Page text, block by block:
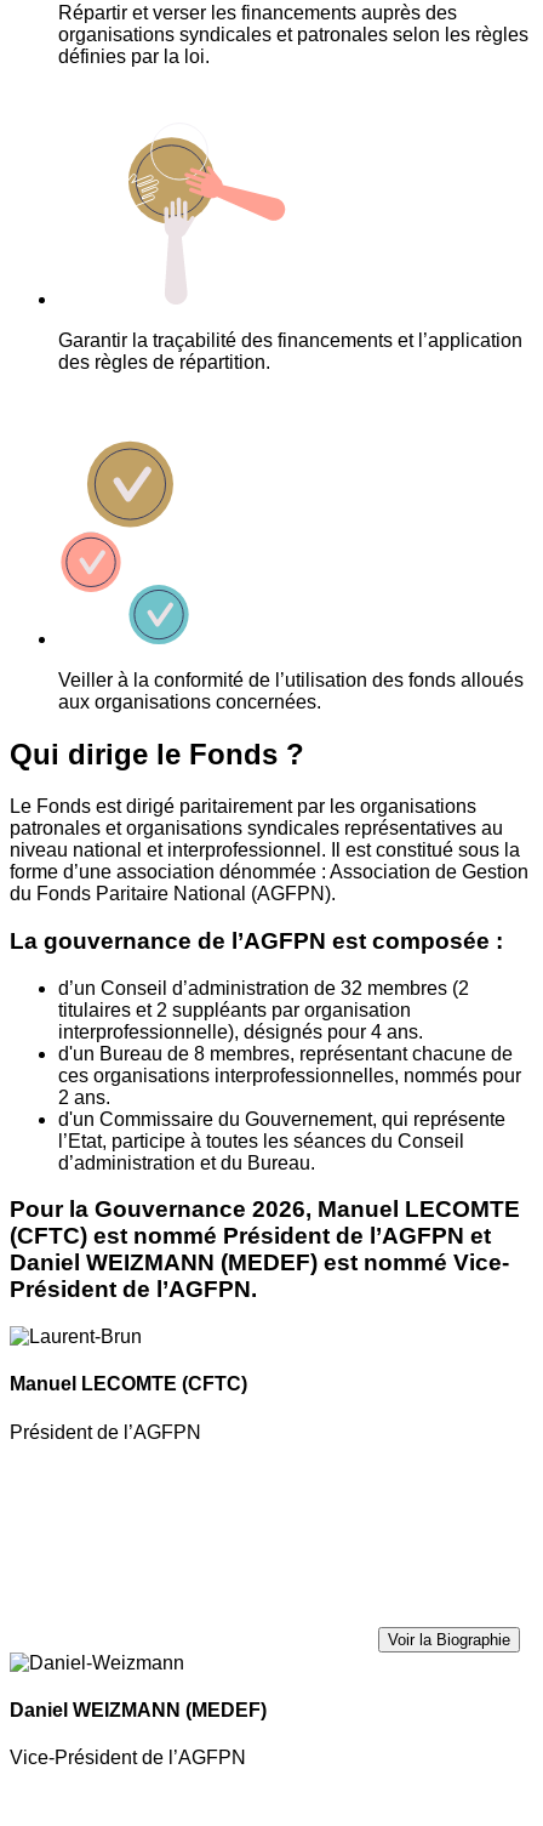
Répartir et verser les financements auprès des
organisations syndicales et patronales selon les règles
définies par la loi.
Garantir la traçabilité des financements et l’application
des règles de répartition.
Veiller à la conformité de l’utilisation des fonds alloués
aux organisations concernées.
Qui dirige le Fonds ?
Le Fonds est dirigé paritairement par les organisations
patronales et organisations syndicales représentatives au
niveau national et interprofessionnel. Il est constitué sous la
forme d’une association dénommée : Association de Gestion
du Fonds Paritaire National (AGFPN).
La gouvernance de l’AGFPN est composée :
d’un Conseil d’administration de 32 membres (2
titulaires et 2 suppléants par organisation
interprofessionnelle), désignés pour 4 ans.
d'un Bureau de 8 membres, représentant chacune de
ces organisations interprofessionnelles, nommés pour
2 ans.
d'un Commissaire du Gouvernement, qui représente
l’Etat, participe à toutes les séances du Conseil
d’administration et du Bureau.
Pour la Gouvernance 2026, Manuel LECOMTE
(CFTC) est nommé Président de l’AGFPN et
Daniel WEIZMANN (MEDEF) est nommé Vice-
Président de l’AGFPN.
Manuel LECOMTE (CFTC)
Président de l’AGFPN
Voir la Biographie
Daniel WEIZMANN (MEDEF)
Vice-Président de l’AGFPN